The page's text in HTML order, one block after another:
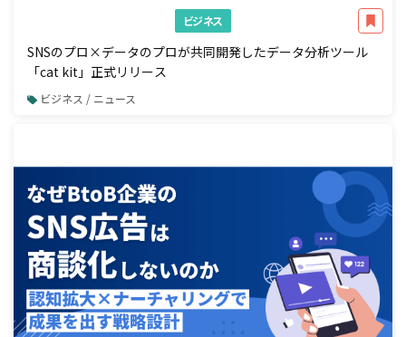
ビジネス
SNSのプロ×データのプロが共同開発したデータ分析ツール
「cat kit」正式リリース
ビジネス / ニュース